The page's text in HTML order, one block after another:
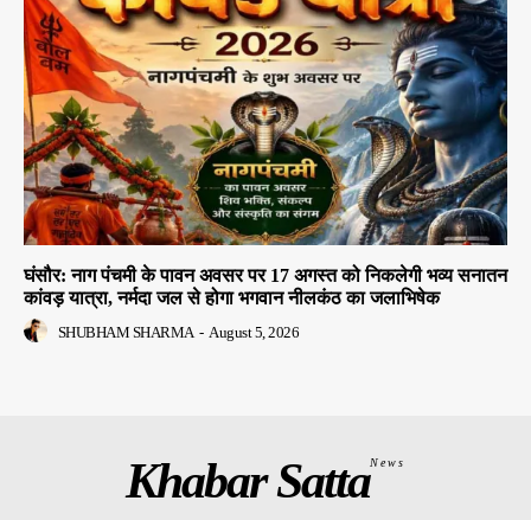
घंसौर: नाग पंचमी के पावन अवसर पर 17 अगस्त को निकलेगी भव्य सनातन
कांवड़ यात्रा, नर्मदा जल से होगा भगवान नीलकंठ का जलाभिषेक
SHUBHAM SHARMA - August 5, 2026
Khabar SattaNews